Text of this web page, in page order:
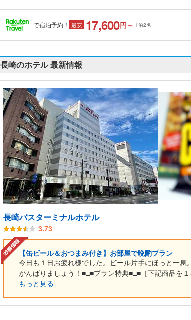
で宿泊予約！ 最安 17,600円～ 1泊2名
長崎のホテル 最新情報
長崎バスターミナルホテル
3.73
【缶ビール＆おつまみ付き】お部屋で晩酌プラン
今日も１日お疲れ様でした。ビール片手にほっと一
がんばりましょう！■□■プラン特典■□■［下記商品
もっと見る